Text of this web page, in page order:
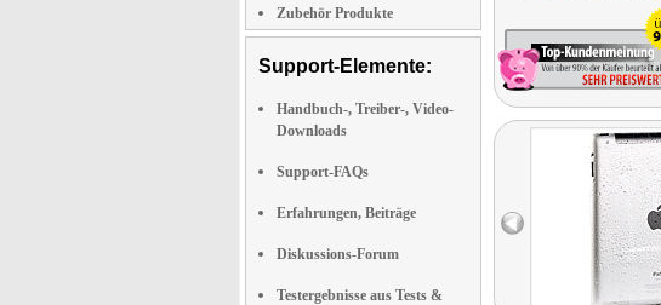
Zubehör Produkte
Support-Elemente:
Handbuch-, Treiber-, Video-
Downloads
Support-FAQs
Erfahrungen, Beiträge
Diskussions-Forum
Testergebnisse aus Tests &